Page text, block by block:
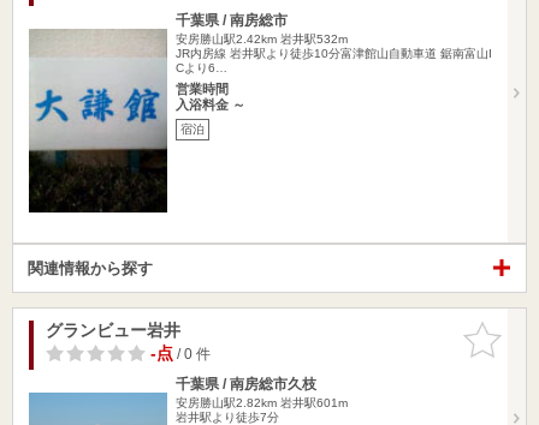
千葉県 / 南房総市
安房勝山駅2.42km 岩井駅532m
JR内房線 岩井駅より徒歩10分富津館山自動車道 鋸南富山I
Cより6…
営業時間
入浴料金 ～
宿泊
関連情報から探す
お気に入
りに追加
グランビュー岩井
-点/ 0 件
千葉県 / 南房総市久枝
安房勝山駅2.82km 岩井駅601m
岩井駅より徒歩7分